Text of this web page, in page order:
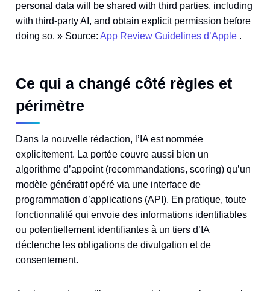
personal data will be shared with third parties, including
with third‑party AI, and obtain explicit permission before
doing so. » Source: App Review Guidelines d’Apple .
Ce qui a changé côté règles et
périmètre
Dans la nouvelle rédaction, l’IA est nommée
explicitement. La portée couvre aussi bien un
algorithme d’appoint (recommandations, scoring) qu’un
modèle génératif opéré via une interface de
programmation d’applications (API). En pratique, toute
fonctionnalité qui envoie des informations identifiables
ou potentiellement identifiantes à un tiers d’IA
déclenche les obligations de divulgation et de
consentement.